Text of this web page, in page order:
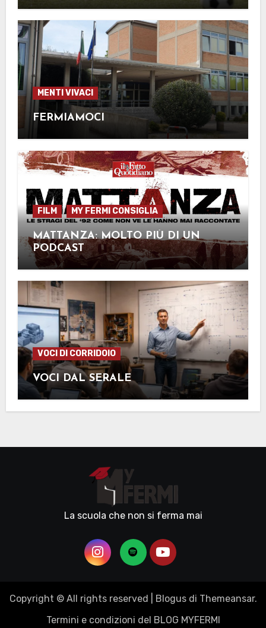
MENTI VIVACI
FERMIAMOCI
FILM MY FERMI CONSIGLIA
MATTANZA: MOLTO PIÙ DI UN
PODCAST
VOCI DI CORRIDOIO
VOCI DAL SERALE
La scuola che non si ferma mai
Copyright © All rights reserved Blogusdi Themeansar.
Termini e condizioni del BLOG MYFERMI